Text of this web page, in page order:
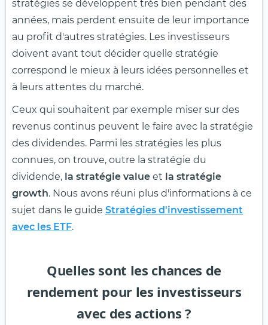
stratégies se développent très bien pendant des
années, mais perdent ensuite de leur importance
au profit d'autres stratégies. Les investisseurs
doivent avant tout décider quelle stratégie
correspond le mieux à leurs idées personnelles et
à leurs attentes du marché.
Ceux qui souhaitent par exemple miser sur des
revenus continus peuvent le faire avec la stratégie
des dividendes. Parmi les stratégies les plus
connues, on trouve, outre la stratégie du
dividende, la stratégie value et la stratégie
growth. Nous avons réuni plus d'informations à ce
sujet dans le guide Stratégies d'investissement
avec les ETF.
Quelles sont les chances de
rendement pour les investisseurs
avec des actions ?